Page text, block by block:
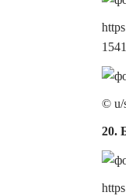
© u/
20.